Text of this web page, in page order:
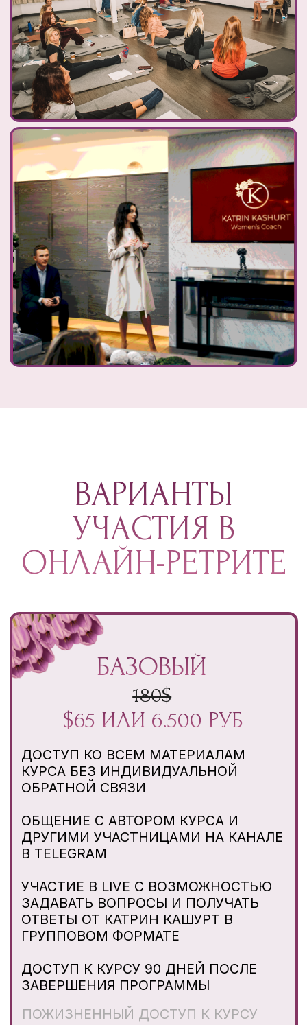
УНИКАЛЬНОСТЬ
НАСЛАЖДАТЬСЯ ЖИЗНЬЮ, ЗНАЯ СВОЮ
ЦЕННОСТЬ
САМООЦЕНКА: БОГАТАЯ,
ЛЮБИМАЯ, СЧАСТЛИВАЯ
1 ОКТЯБРЯ
ОНЛАЙН-РЕТРИТ
- ЭКСКЛЮЗИВНЫЙ АВТОРСКИЙ ПРОЕКТ
КАТРИН КАШУРТ
ПРЕМЬЕРА КОТОРОГО СОСТОИТСЯ
ВОПРОСЫ